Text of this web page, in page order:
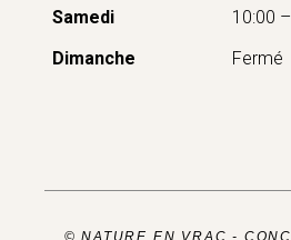
Samedi
10:00
Dimanche
Fermé
© NATURE EN VRAC -